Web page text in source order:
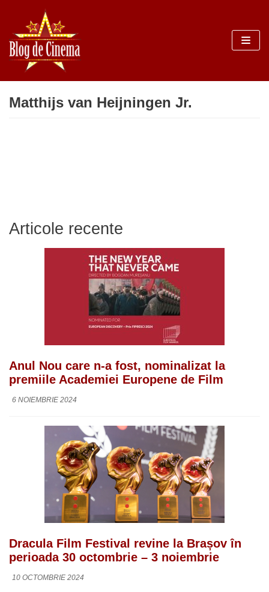
Sari
la
conținut
Matthijs van Heijningen Jr.
Articole recente
Anul Nou care n-a fost, nominalizat la
premiile Academiei Europene de Film
6 NOIEMBRIE 2024
Dracula Film Festival revine la Brașov în
perioada 30 octombrie – 3 noiembrie
10 OCTOMBRIE 2024